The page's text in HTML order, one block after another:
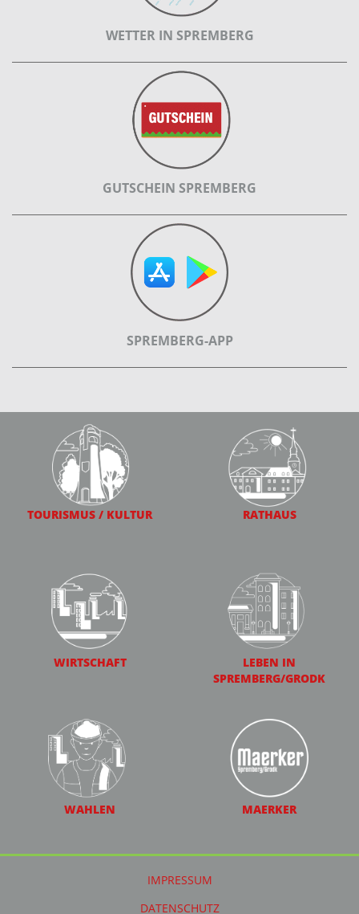
WETTER IN SPREMBERG
GUTSCHEIN SPREMBERG
SPREMBERG-APP
TOURISMUS / KULTUR RATHAUS
WIRTSCHAFT
LEBEN IN
SPREMBERG/GRODK
WAHLEN MAERKER
IMPRESSUM
DATENSCHUTZ